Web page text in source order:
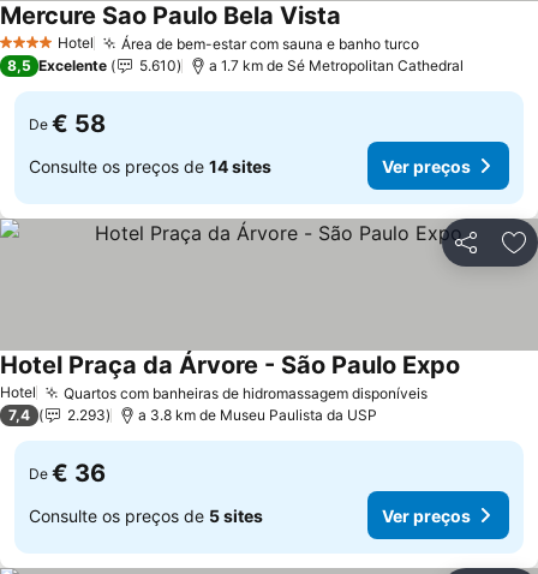
4 EstrelasHotel Área de bem-estar com sauna e banho turcoVer preços
Mercure Sao Paulo Bela Vista
8,5 Excelente 5.610 a 1.7 km de Sé Metropolitan Cathedral
De € 58
Consulte os preços de 14 sites Ver preços
Partilhar
Hotel Quartos com banheiras de hidromassagem disponíveisVer preços
Hotel Praça da Árvore - São Paulo Expo
7,4 2.293 a 3.8 km de Museu Paulista da USP
De € 36
Consulte os preços de 5 sites Ver preços